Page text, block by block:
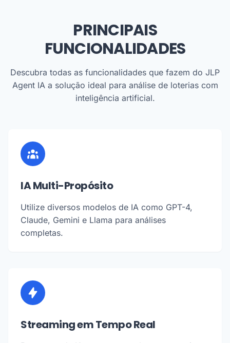
PRINCIPAIS
FUNCIONALIDADES
Descubra todas as funcionalidades que fazem do JLP
Agent IA a solução ideal para análise de loterias com
inteligência artificial.
IA Multi-Propósito
Utilize diversos modelos de IA como GPT-4,
Claude, Gemini e Llama para análises
completas.
Streaming em Tempo Real